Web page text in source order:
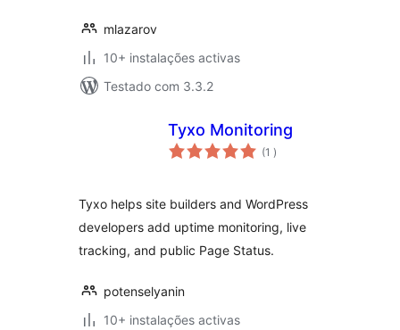
mlazarov
10+ instalações activas
Testado com 3.3.2
Tyxo Monitoring
(1 classificações
)
Tyxo helps site builders and WordPress
developers add uptime monitoring, live
tracking, and public Page Status.
potenselyanin
10+ instalações activas